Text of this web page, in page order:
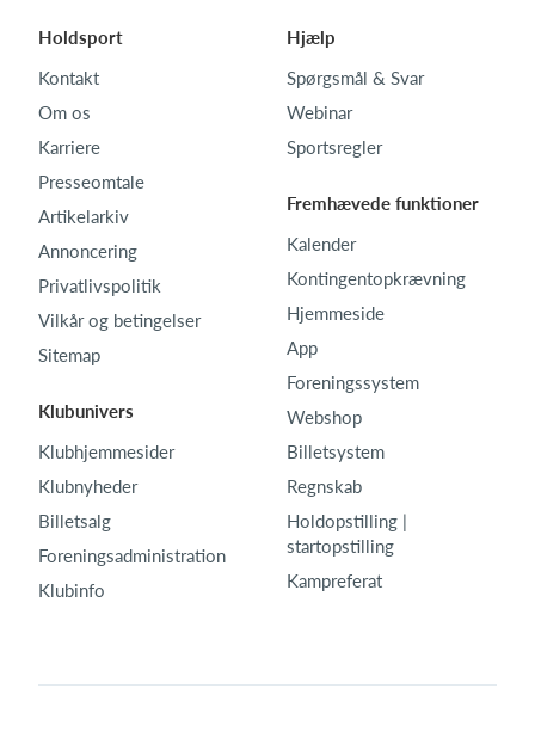
Holdsport
Kontakt
Om os
Karriere
Presseomtale
Artikelarkiv
Annoncering
Privatlivspolitik
Vilkår og betingelser
Sitemap
Klubunivers
Klubhjemmesider
Klubnyheder
Billetsalg
Foreningsadministration
Klubinfo
Hjælp
Spørgsmål & Svar
Webinar
Sportsregler
Fremhævede funktioner
Kalender
Kontingentopkrævning
Hjemmeside
App
Foreningssystem
Webshop
Billetsystem
Regnskab
Holdopstilling |
startopstilling
Kampreferat